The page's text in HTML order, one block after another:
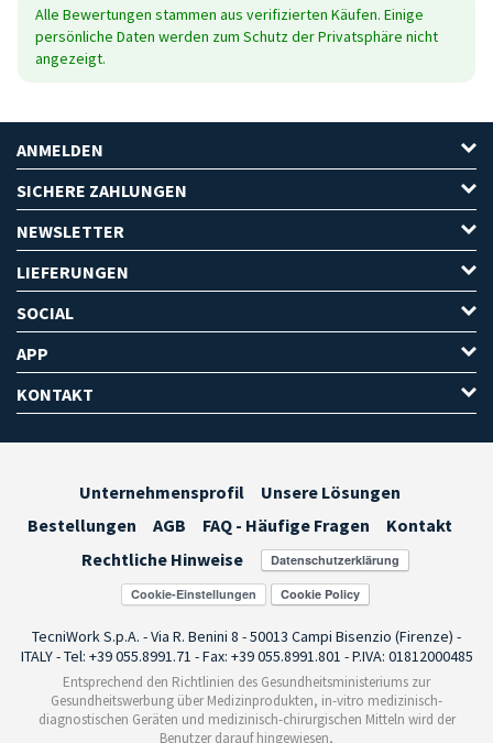
Alle Bewertungen stammen aus verifizierten Käufen. Einige
persönliche Daten werden zum Schutz der Privatsphäre nicht
angezeigt.
ANMELDEN
SICHERE ZAHLUNGEN
NEWSLETTER
LIEFERUNGEN
SOCIAL
APP
KONTAKT
Unternehmensprofil
Unsere Lösungen
Bestellungen
AGB FAQ - Häufige Fragen
Kontakt
Rechtliche Hinweise
Cookie-Einstellungen
TecniWork S.p.A. - Via R. Benini 8 - 50013 Campi Bisenzio (Firenze) -
ITALY - Tel: +39 055.8991.71 - Fax: +39 055.8991.801 - P.IVA: 01812000485
Entsprechend den Richtlinien des Gesundheitsministeriums zur
Gesundheitswerbung über Medizinprodukten, in-vitro medizinisch-
diagnostischen Geräten und medizinisch-chirurgischen Mitteln wird der
Benutzer darauf hingewiesen,